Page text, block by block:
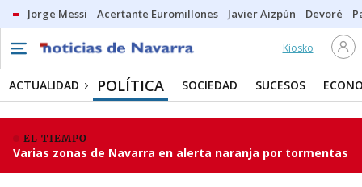
Jorge Messi Acertante Euromillones Javier Aizpún Devoré
Kiosko
ACTUALIDAD POLÍTICA SOCIEDAD SUCESOS
EL TIEMPO
Varias zonas de Navarra en alerta naranja por tormentas